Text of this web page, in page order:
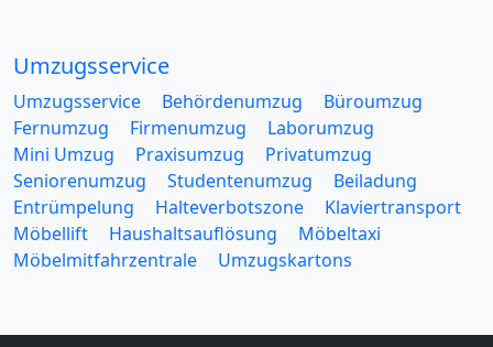
Umzugsservice
Umzugsservice Behördenumzug
Büroumzug
Fernumzug
Firmenumzug
Laborumzug
Mini Umzug
Praxisumzug
Privatumzug
Seniorenumzug
Studentenumzug
Beiladung
Entrümpelung
Halteverbotszone
Klaviertransport
Möbellift
Haushaltsauflösung
Möbeltaxi
Möbelmitfahrzentrale
Umzugskartons